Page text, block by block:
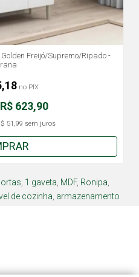
Freijó/Supremo/Ripado -
R$ 623,90
51,99 sem juros
no PIX
1 gaveta MDF, Ronipa
de cozinha armazenamento